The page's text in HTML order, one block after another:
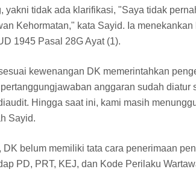
yakni tidak ada klarifikasi, "Saya tidak
Kehormatan," kata Sayid. Ia
1945 Pasal 28G Ayat (1).
kewenangan DK memerintahkan
anggaran sudah diatur
Hingga saat ini, kami masih
Sayid.
belum memiliki tata cara penerimaan
PD, PRT, KEJ, dan Kode Perilaku